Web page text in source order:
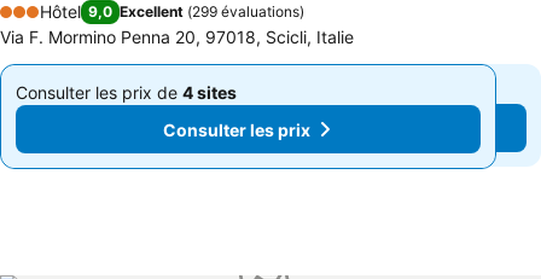
3 Étoiles
Hôtel 9,0 Excellent (299 évaluations)
Via F. Mormino Penna 20, 97018, Scicli, Italie
Consulter les prix de 4 sites
De
Consulter les prix
Consulter les prix de 4 sites
De
111 € Consulter les prix